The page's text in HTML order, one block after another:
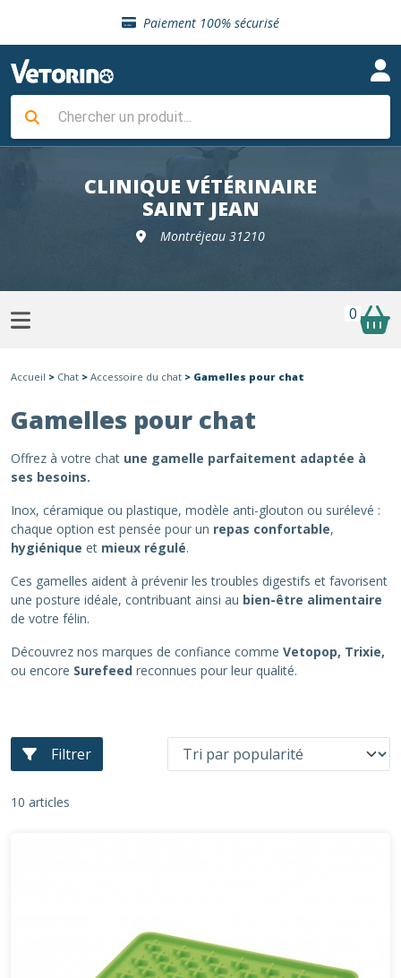
Paiement 100% sécurisé
Livraison gratuite en clinique vétérinaire
Sélection de croquettes vétérinaire
Livraison gratuite en clinique vétérinaire
Retour gratuit en clinique
CLINIQUE VÉTÉRINAIRE
SAINT JEAN
Montréjeau 31210
0
Accueil > Chat > Accessoire du chat > Gamelles pour chat
Gamelles pour chat
Offrez à votre chat une gamelle parfaitement adaptée à
ses besoins.
Inox, céramique ou plastique, modèle anti-glouton ou surélevé :
chaque option est pensée pour un repas confortable,
hygiénique et mieux régulé.
Ces gamelles aident à prévenir les troubles digestifs et favorisent
une posture idéale, contribuant ainsi au bien-être alimentaire
de votre félin.
Découvrez nos marques de confiance comme Vetopop, Trixie,
ou encore Surefeed reconnues pour leur qualité.
Filtrer
10 articles